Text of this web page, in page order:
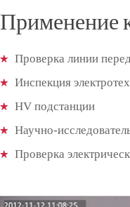
видимого света
Изображение
Дисплея
Применение
Проверка линии
Инспекция
HV подстанции
Научно-
Проверка